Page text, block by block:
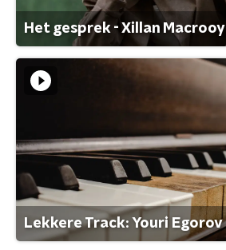
Het gesprek - Xillan Macrooy
Lekkere Track: Youri Egorov